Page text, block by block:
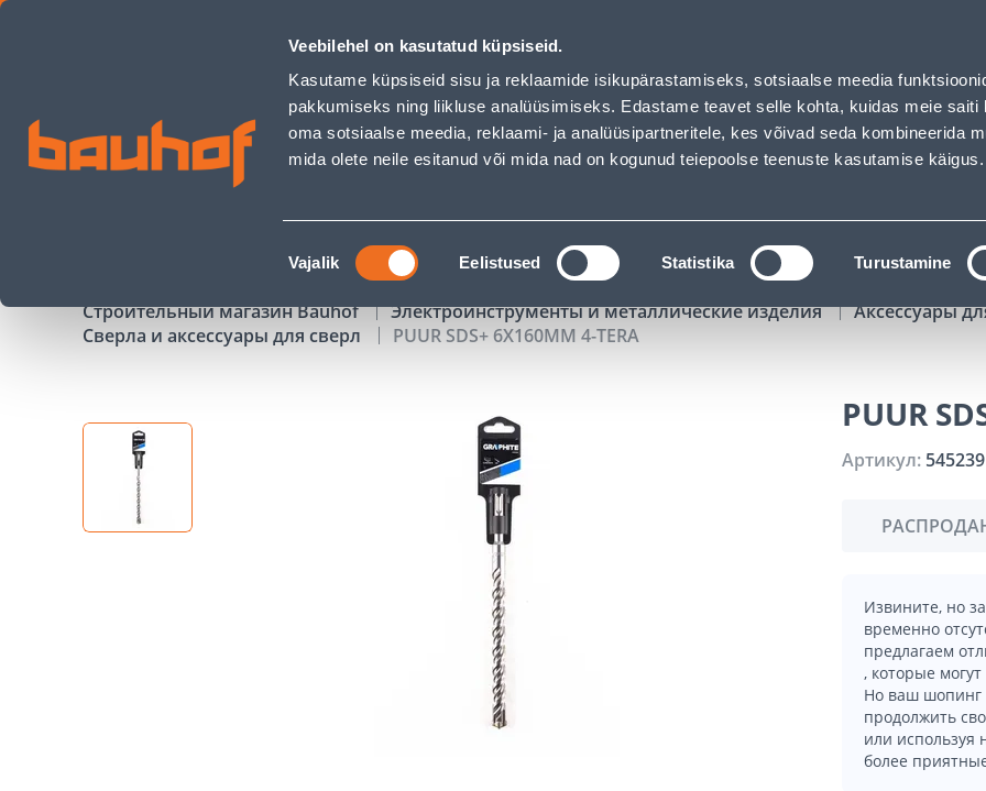
Veebilehel on kasutatud küpsiseid.
Kasutame küpsiseid sisu ja reklaamide isikupärastamiseks, sotsiaalse meedia
pakkumiseks ning liikluse analüüsimiseks. Edastame teavet selle kohta, kuidas meie saiti
oma sotsiaalse meedia, reklaami- ja analüüsipartneritele, kes võivad seda kombineerida
mida olete neile esitanud või mida nad on kogunud teiepoolse teenuste kasutamise käigus.
Nõusoleku
valik
Vajalik Eelistused Statistika Turustamine
PUUR SDS+ 6X160MM 4-TERA - Bauhof has loaded
Обслуживание бизнес-клиентов Обслуживание частных клиентов Услуги Предложения о
ПОИСК
АКЦИИ КАТАЛОГИ АРЕНДА ИНСТРУМЕНТОВ
Строительный магазин Bauhof Электроинструменты и металлические изделия
Аксессуары
Сверла и аксессуары для сверл
PUUR SDS+ 6X160MM 4-TERA
PUUR
Артикул: 545239
Извините, но
временно
предлагаем
, которые
Но ваш шопинг
продолжить
или
более